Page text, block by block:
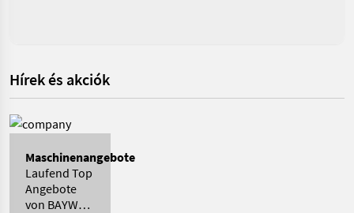
Hírek és akciók
Maschinenangebote
Laufend Top
Angebote
von BAYWA